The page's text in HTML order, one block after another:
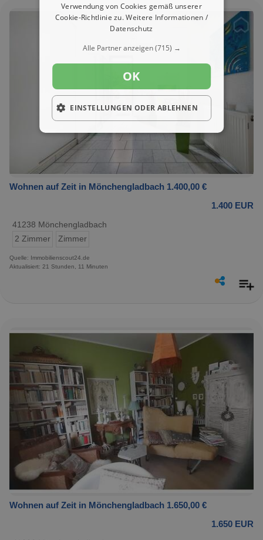
Wohnen auf Zeit in Mönchengladbach 1.400,00 €
1.400 EUR
41238 Mönchengladbach
2 Zimmer
Zimmer
Quelle: Immobilienscout24.de
Aktualisiert: 21 Stunden, 11 Minuten
Wohnen auf Zeit in Mönchengladbach 1.650,00 €
1.650 EUR
Verwendung von Cookies gemäß unserer
Cookie-Richtlinie zu.Weitere Informationen /
Datenschutz
Alle Partner anzeigen(715) →
OK
EINSTELLUNGEN ODER ABLEHNEN